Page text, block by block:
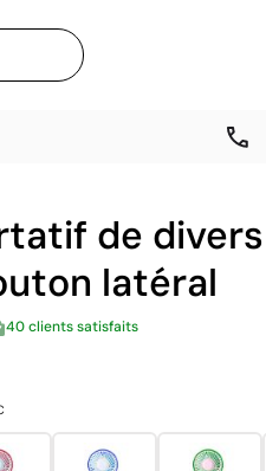
de divers
latéral
40 clients satisfaits